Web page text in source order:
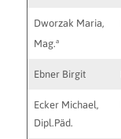
Dworzak Maria,
Mag.a
Ebner Birgit
Ecker Michael,
Dipl.Päd.